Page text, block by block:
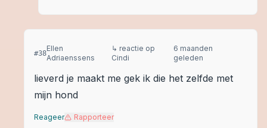
#38
Ellen
Adriaenssens
↳ reactie op
Cindi
6 maanden
geleden
lieverd je maakt me gek ik die het zelfde met
mijn hond
Reageer Rapporteer